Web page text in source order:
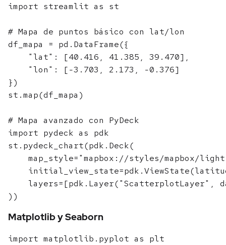
import streamlit as st
# Mapa de puntos básico con lat/lon
df_mapa = pd.DataFrame({
    "lat": [40.416, 41.385, 39.470],
    "lon": [-3.703, 2.173, -0.376]
})
st.map(df_mapa)
# Mapa avanzado con PyDeck
import pydeck as pdk
st.pydeck_chart(pdk.Deck(
map_style="mapbox://styles/mapbox/
layers=[pdk.Layer("ScatterplotLayer",
Matplotlib y Seaborn
import matplotlib.pyplot as plt